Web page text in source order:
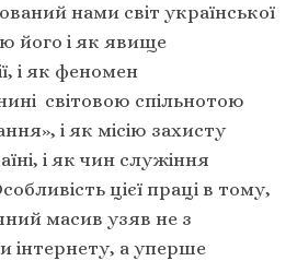
нами світ української
його і як явище
і як феномен
світовою спільнотою
і як місію захисту
і як чин служіння
цієї праці в тому,
масив узяв не з
інтернету, а уперше